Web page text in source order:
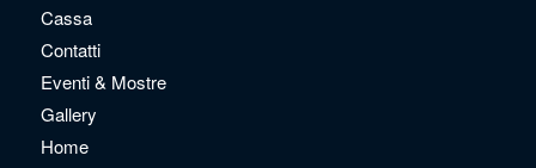
Cassa
Contatti
Eventi & Mostre
Gallery
Home